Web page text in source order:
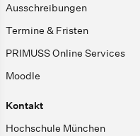
Ausschreibungen
Termine & Fristen
PRIMUSS Online Services
Moodle
Kontakt
Hochschule München